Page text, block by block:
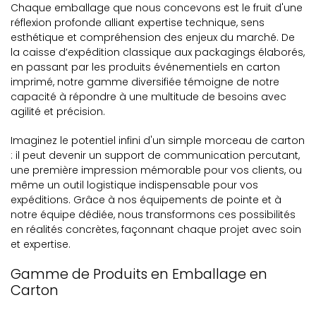
Chaque emballage que nous concevons est le fruit d'une
réflexion profonde alliant expertise technique, sens
esthétique et compréhension des enjeux du marché. De
la caisse d’expédition classique aux packagings élaborés,
en passant par les produits événementiels en carton
imprimé, notre gamme diversifiée témoigne de notre
capacité à répondre à une multitude de besoins avec
agilité et précision.
Imaginez le potentiel infini d'un simple morceau de carton
: il peut devenir un support de communication percutant,
une première impression mémorable pour vos clients, ou
même un outil logistique indispensable pour vos
expéditions. Grâce à nos équipements de pointe et à
notre équipe dédiée, nous transformons ces possibilités
en réalités concrètes, façonnant chaque projet avec soin
et expertise.
Gamme de Produits en Emballage en
Carton